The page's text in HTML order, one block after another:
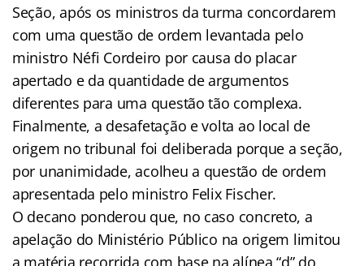
Seção, após os ministros da turma concordarem
com uma questão de ordem levantada pelo
ministro Néfi Cordeiro por causa do placar
apertado e da quantidade de argumentos
diferentes para uma questão tão complexa.
Finalmente, a desafetação e volta ao local de
origem no tribunal foi deliberada porque a seção,
por unanimidade, acolheu a questão de ordem
apresentada pelo ministro Felix Fischer.
O decano ponderou que, no caso concreto, a
apelação do Ministério Público na origem limitou
a matéria recorrida com base na alínea “d” do